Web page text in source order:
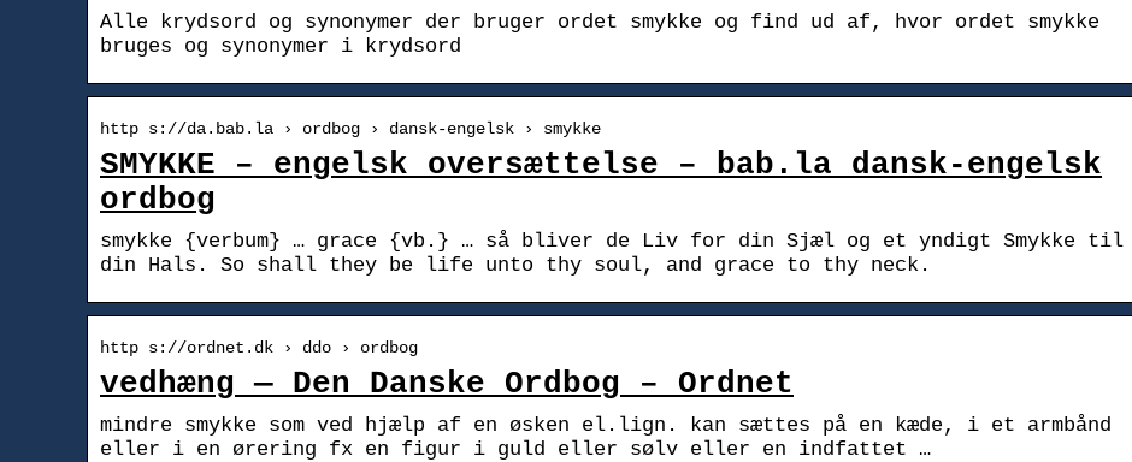
Alle krydsord og synonymer der bruger ordet smykke og find ud af, hvor ordet smykke
bruges og synonymer i krydsord
http s://da.bab.la › ordbog › dansk-engelsk › smykke
SMYKKE – engelsk oversættelse – bab.la dansk-engelsk
ordbog
smykke {verbum} … grace {vb.} … så bliver de Liv for din Sjæl og et yndigt Smykke til
din Hals. So shall they be life unto thy soul, and grace to thy neck.
http s://ordnet.dk › ddo › ordbog
vedhæng — Den Danske Ordbog – Ordnet
mindre smykke som ved hjælp af en øsken el.lign. kan sættes på en kæde, i et armbånd
eller i en ørering fx en figur i guld eller sølv eller en indfattet …